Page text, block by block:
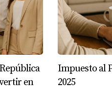
influir significativamente en
en
Impuesto al
2025